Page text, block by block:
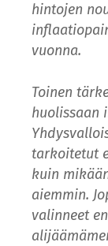
hintojen
vuonna.
Toinen
huolissaan
tarkoitetut
kuin
aiemmin.
valinneet